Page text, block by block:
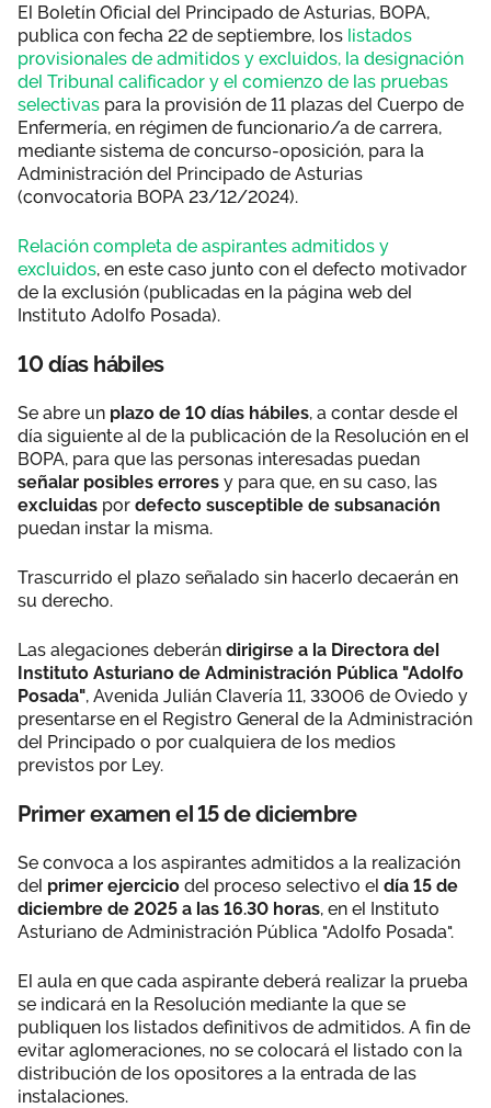
El Boletín Oficial del Principado de Asturias, BOPA,
publica con fecha 22 de septiembre, los listados
provisionales de admitidos y excluidos, la designación
del Tribunal calificador y el comienzo de las pruebas
selectivas para la provisión de 11 plazas del Cuerpo de
Enfermería, en régimen de funcionario/a de carrera,
mediante sistema de concurso-oposición, para la
Administración del Principado de Asturias
(convocatoria BOPA 23/12/2024).
Relación completa de aspirantes admitidos y
excluidos, en este caso junto con el defecto motivador
de la exclusión (publicadas en la página web del
Instituto Adolfo Posada).
10 días hábiles
Se abre un plazo de 10 días hábiles, a contar desde el
día siguiente al de la publicación de la Resolución en el
BOPA, para que las personas interesadas puedan
señalar posibles errores y para que, en su caso, las
excluidas por defecto susceptible de subsanación
puedan instar la misma.
Trascurrido el plazo señalado sin hacerlo decaerán en
su derecho.
Las alegaciones deberán dirigirse a la Directora del
Instituto Asturiano de Administración Pública "Adolfo
Posada", Avenida Julián Clavería 11, 33006 de Oviedo y
presentarse en el Registro General de la Administración
del Principado o por cualquiera de los medios
previstos por Ley.
Primer examen el 15 de diciembre
Se convoca a los aspirantes admitidos a la realización
del primer ejercicio del proceso selectivo el día 15 de
diciembre de 2025 a las 16.30 horas, en el Instituto
Asturiano de Administración Pública "Adolfo Posada".
El aula en que cada aspirante deberá realizar la prueba
se indicará en la Resolución mediante la que se
publiquen los listados definitivos de admitidos. A fin de
evitar aglomeraciones, no se colocará el listado con la
distribución de los opositores a la entrada de las
instalaciones.